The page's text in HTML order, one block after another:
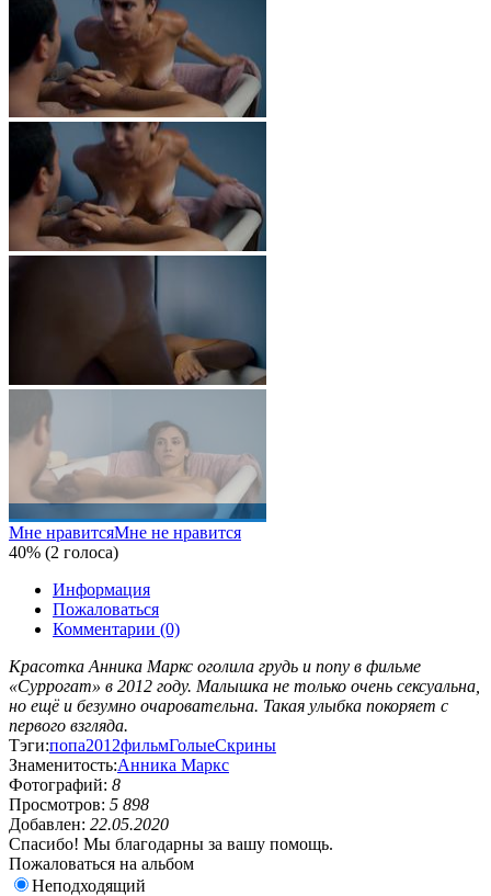
Мне нравитсяМне не нравится
40% (2 голоса)
Информация
Пожаловаться
Комментарии (0)
Красотка Анника Маркс оголила грудь и попу в фильме
«Суррогат» в 2012 году. Малышка не только очень сексуальна,
но ещё и безумно очаровательна. Такая улыбка покоряет с
первого взгляда.
Тэги:попа2012фильмГолыеСкрины
Знаменитость:Анника Маркс
Фотографий: 8
Просмотров: 5 898
Добавлен: 22.05.2020
Спасибо! Мы благодарны за вашу помощь.
Пожаловаться на альбом
Неподходящий